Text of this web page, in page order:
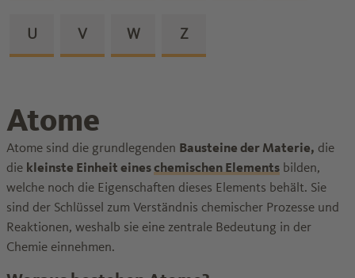
Zu den Glossareinträgen von dem Buchstaben
U Zu den Glossareinträgen von dem
V Zu den Glossareinträgen von dem
W Zu den Glossareinträgen
Z
Atome
Atome sind die grundlegenden Bausteine der Materie, die
die kleinste Einheit eineschemischen Elements bilden,
welche noch die Eigenschaften dieses Elements behält. Sie
sind der Schlüssel zum Verständnis chemischer Prozesse und
Reaktionen, weshalb sie eine zentrale Bedeutung in der
Chemie einnehmen.